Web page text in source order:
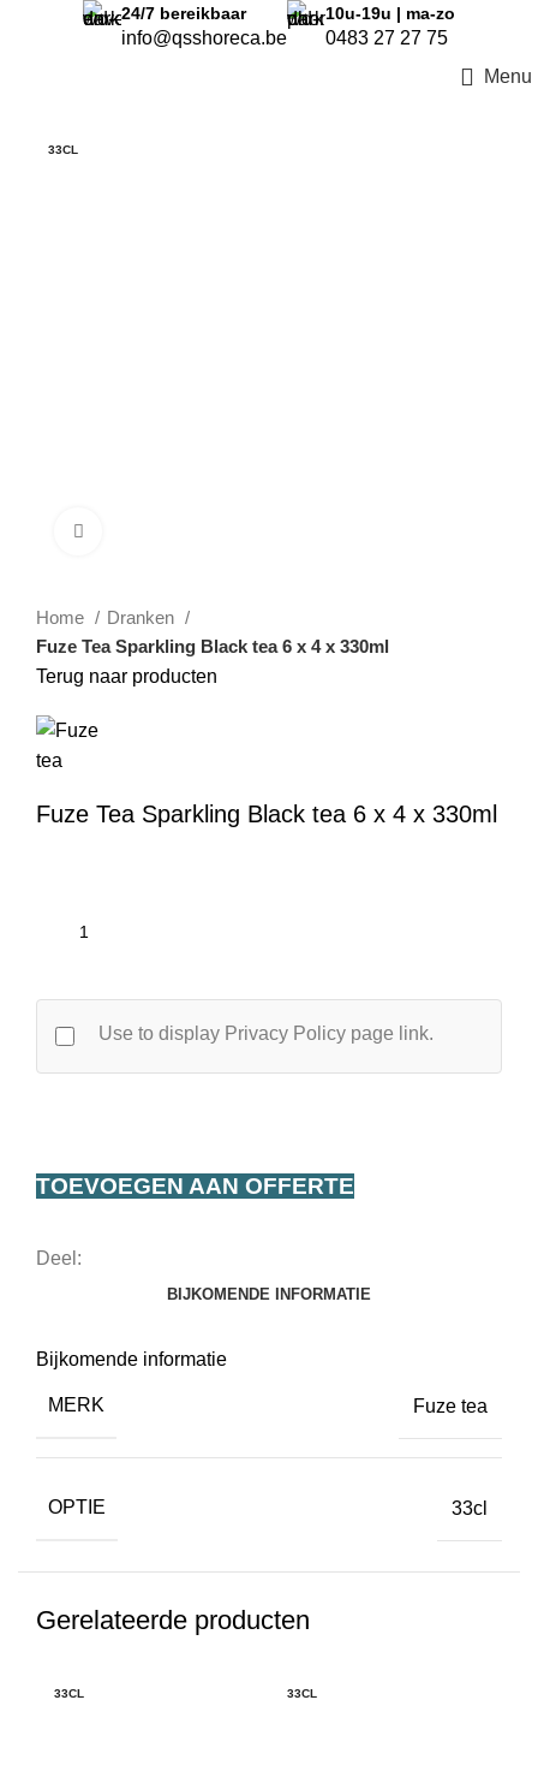
24/7 bereikbaar
info@qsshoreca.be
10u-19u | ma-zo
0483 27 27 75
Menu
33CL
Home
Dranken
Fuze Tea Sparkling Black tea 6 x 4 x 330ml
Terug naar producten
Fuze Tea Sparkling Black tea 6 x 4 x 330ml
Use to display Privacy Policy page link.
TOEVOEGEN AAN OFFERTE
Deel:
BIJKOMENDE INFORMATIE
Bijkomende informatie
MERK Fuze tea
OPTIE 33cl
Gerelateerde producten
33CL 33CL